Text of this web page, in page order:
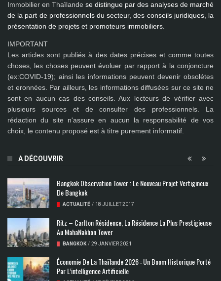
Immobilier en Thaïlande se distingue par des analyses de marché
de la part de professionnels du secteur, des conseils juridiques, la
présentation de projets et promoteurs immobiliers.
IMPORTANT
Les articles sont publiés à des dates précises et comme toutes
choses, les choses peuvent évoluer par rapport à la conjoncture
(ex:COVID-19); ainsi les informations peuvent devenir obsolétes
et eronnées. Par ailleurs, les informations diffusées sur ce site ne
sont en aucun cas des conseils. Aux lecteurs de vérifier avec
plusieurs sources et de consulter des professionnels. La
rédaction du site n'assure en aucun la responsabilité de vos
choix, le contenu proposé est à titre purement informatif.
A DÉCOUVRIR
Bangkok Observation Tower : Le Nouveau Projet Vertigineux
De Bangkok
ACTUALITÉ / 18 JUILLET 2017
Ritz – Carlton Résidence, La Résidence La Plus Prestigieuse
Au MahaNakhon Tower
BANGKOK / 29 JANVIER 2021
​Économie De La Thaïlande 2026 : Un Boom Historique Porté
Par L’intelligence Artificielle